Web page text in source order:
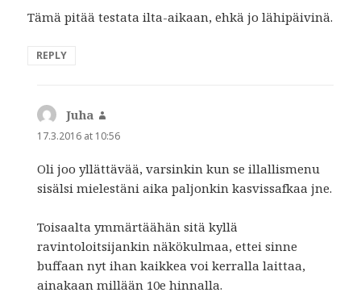
Tämä pitää testata ilta-aikaan, ehkä jo lähipäivinä.
REPLY
Juha
17.3.2016 at 10:56
Oli joo yllättävää, varsinkin kun se illallismenu
sisälsi mielestäni aika paljonkin kasvissafkaa jne.
Toisaalta ymmärtäähän sitä kyllä
ravintoloitsijankin näkökulmaa, ettei sinne
buffaan nyt ihan kaikkea voi kerralla laittaa,
ainakaan millään 10e hinnalla.